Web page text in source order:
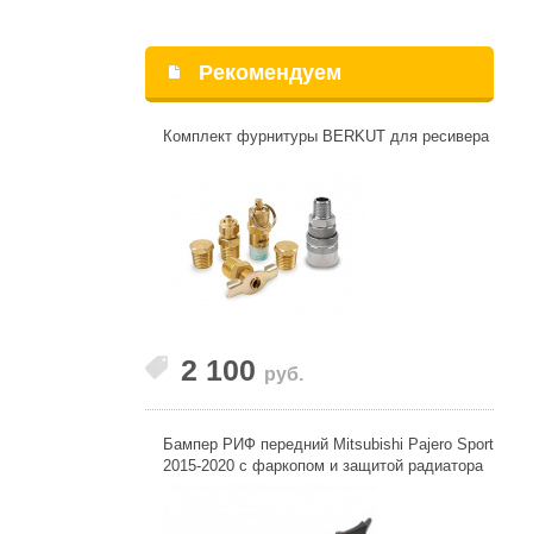
Рекомендуем
Комплект фурнитуры BERKUT для ресивера
2 100 руб.
Бампер РИФ передний Mitsubishi Pajero Sport
2015-2020 с фаркопом и защитой радиатора